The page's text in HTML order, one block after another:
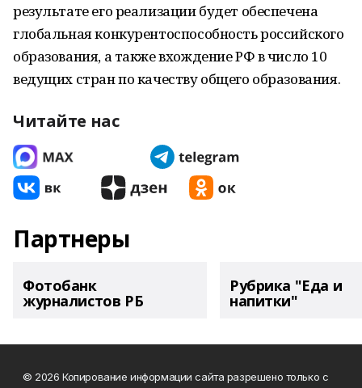
результате его реализации будет обеспечена
глобальная конкурентоспособность российского
образования, а также вхождение РФ в число 10
ведущих стран по качеству общего образования.
Читайте нас
Партнеры
Фотобанк
журналистов РБ
Рубрика "Еда и
напитки"
© 2026 Копирование информации сайта разрешено только с